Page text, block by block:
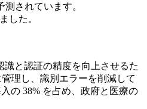
されています。
した。
と認証の精度を向上させるた
理し、識別エラーを削減して
の 38% を占め、政府と医療の